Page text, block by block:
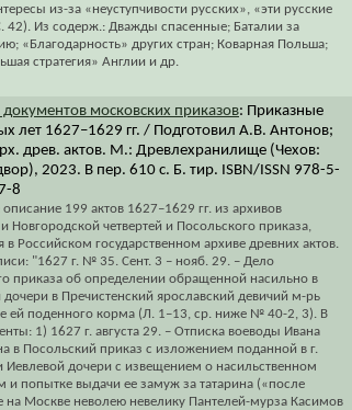
из-за «неуступчивости русских», «эти русские
42). Из содерж.: Дважды спасенные; Баталии за
«Благодарность» других стран; Коварная Польша;
стратегия» Англии и др.
документов московских приказов: Приказные
лет 1627–1629 гг. / Подготовил А.В. Антонов;
древ. актов. М.: Древлехранилище (Чехов:
2023. В пер. 610 с. Б. тир. ISBN/ISSN 978-5-
8
199 актов 1627–1629 гг. из архивов
Новгородской четвертей и Посольского приказа,
в Российском государственном архиве древних актов.
"1627 г. № 35. Сент. 3 – нояб. 29. – Дело
приказа об определении обращенной насильно в
в Пречистенский ярославский девичий м-рь
ей поденного корма (Л. 1–13, ср. ниже № 40-2, 3). В
1) 1627 г. августа 29. – Отписка воеводы Ивана
в Посольский приказ с изложением поданной в г.
Иевлевой дочери с извещением о насильственном
и попытке выдачи ее замуж за татарина («после
на Москве неволею невелику Пантелей-мурза Касимов